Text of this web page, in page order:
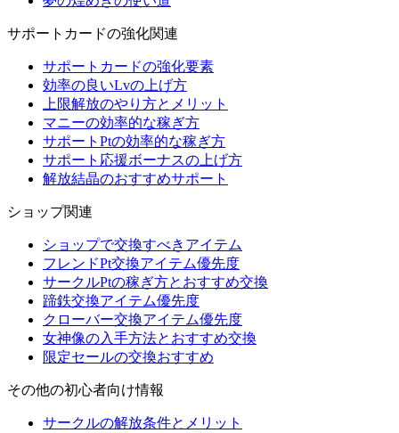
サポートカードの強化関連
サポートカードの強化要素
効率の良いLvの上げ方
上限解放のやり方とメリット
マニーの効率的な稼ぎ方
サポートPtの効率的な稼ぎ方
サポート応援ボーナスの上げ方
解放結晶のおすすめサポート
ショップ関連
ショップで交換すべきアイテム
フレンドPt交換アイテム優先度
サークルPtの稼ぎ方とおすすめ交換
蹄鉄交換アイテム優先度
クローバー交換アイテム優先度
女神像の入手方法とおすすめ交換
限定セールの交換おすすめ
その他の初心者向け情報
サークルの解放条件とメリット